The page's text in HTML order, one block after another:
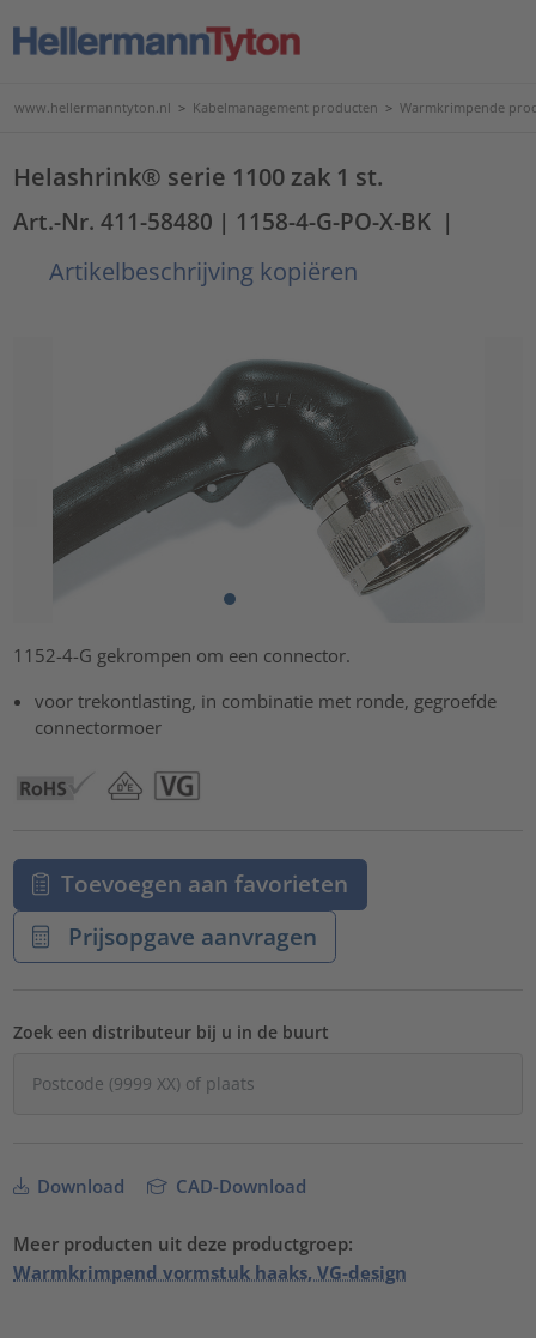
www.hellermanntyton.nl > Kabelmanagement producten > Warmkrimpende
Helashrink® serie 1100 zak 1 st.
Art.-Nr. 411-58480 | 1158-4-G-PO-X-BK |
Artikelbeschrijving kopiëren
1152-4-G gekrompen om een connector.
voor trekontlasting, in combinatie met ronde, gegroefde
connectormoer
Toevoegen aan favorieten
Prijsopgave aanvragen
Zoek een distributeur bij u in de buurt
Download CAD-Download
Meer producten uit deze productgroep:
Warmkrimpend vormstuk haaks, VG-design